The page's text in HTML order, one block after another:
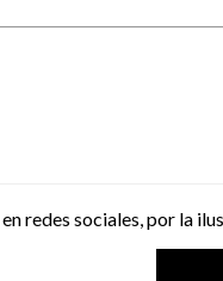
en redes sociales, por la